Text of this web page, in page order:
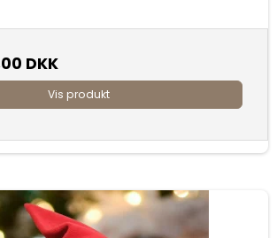
DKK
Vis produkt